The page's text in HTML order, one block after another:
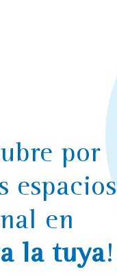
por
espacios
en
la tuya!